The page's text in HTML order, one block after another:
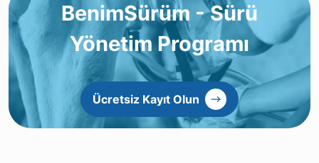
BenimSürüm - Sürü
Yönetim Programı
Ücretsiz Kayıt Olun